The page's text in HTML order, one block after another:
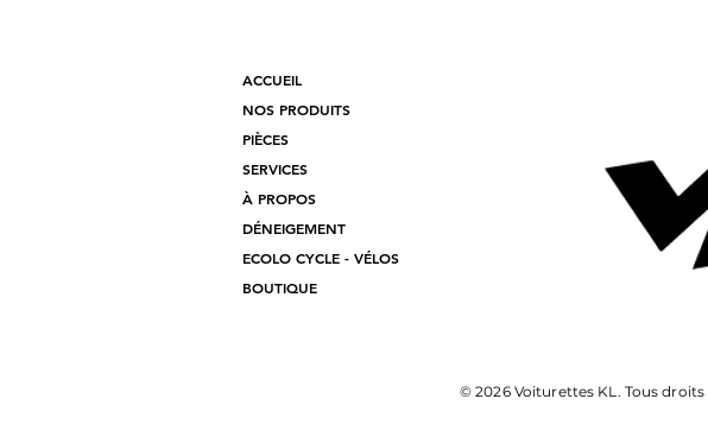
ACCUEIL
NOS PRODUITS
PIÈCES
SERVICES
À PROPOS
DÉNEIGEMENT
ECOLO CYCLE - VÉLOS
BOUTIQUE
© 2026 Voiturettes KL. Tous